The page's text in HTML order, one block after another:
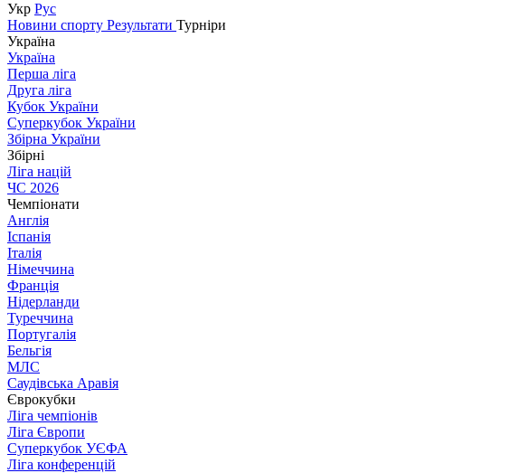
Укр Рус
Новини спорту Результати Турніри
Україна
Україна
Перша ліга
Друга ліга
Кубок України
Суперкубок України
Збірна України
Збірні
Ліга націй
ЧС 2026
Чемпіонати
Англія
Іспанія
Італія
Німеччина
Франція
Нідерланди
Туреччина
Португалія
Бельгія
МЛС
Саудівська Аравія
Єврокубки
Ліга чемпіонів
Ліга Європи
Суперкубок УЄФА
Ліга конференцій